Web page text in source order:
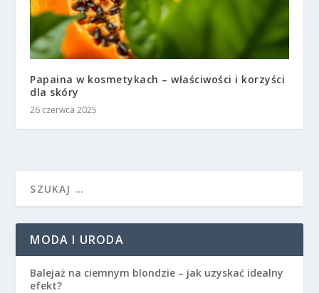
Papaina w kosmetykach – właściwości i korzyści
dla skóry
26 czerwca 2025
MODA I URODA
Balejaż na ciemnym blondzie – jak uzyskać idealny
efekt?